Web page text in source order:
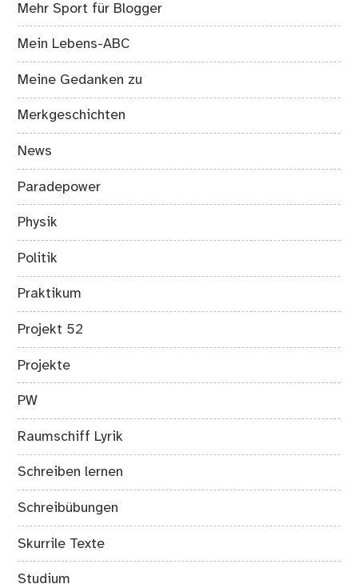
Mehr Sport für Blogger
Mein Lebens-ABC
Meine Gedanken zu
Merkgeschichten
News
Paradepower
Physik
Politik
Praktikum
Projekt 52
Projekte
PW
Raumschiff Lyrik
Schreiben lernen
Schreibübungen
Skurrile Texte
Studium